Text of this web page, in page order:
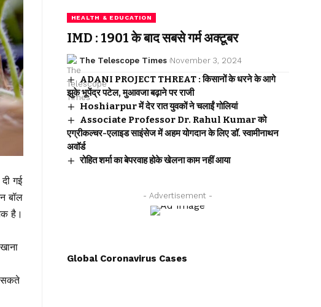
गई
बॉल
है।
सकते
HEALTH & EDUCATION
IMD : 1901 के बाद सबसे गर्म अक्टूबर
The Telescope Times November 3, 2024
ADANI PROJECT THREAT : किसानों के धरने के आगे
झुके भूपेंद्र पटेल, मुआवजा बढ़ाने पर राजी
Hoshiarpur में देर रात युवकों ने चलाईं गोलियां
Associate Professor Dr. Rahul Kumar को
एग्रीकल्चर-एलाइड साइंसेज में अहम योगदान के लिए डॉ. स्वामीनाथन
अवॉर्ड
रोहित शर्मा का बेपरवाह होके खेलना काम नहीं आया
- Advertisement -
Global Coronavirus Cases